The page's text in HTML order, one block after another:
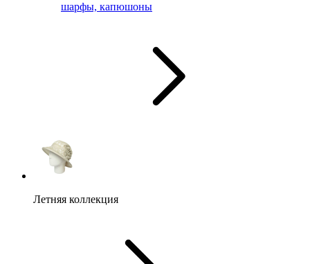
шарфы, капюшоны
Летняя коллекция